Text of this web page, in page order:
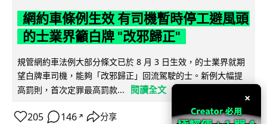
網約車條例生效 有司機暫時停工避風頭
的士業界籲白牌 "改邪歸正"
規管網約車法例大部分條文已於 8 月 3 日生效，的士業界就期
望白牌車司機，能夠「改邪歸正」回流駕駛的士。新例大幅提
高罰則，首次定罪最高罰款...
閱讀全文
205 146 ↗ 分享
×